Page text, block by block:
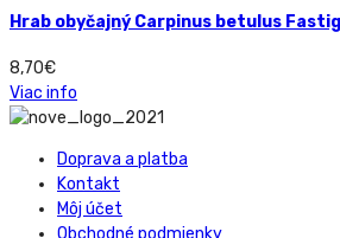
Hrab obyčajný Carpinus betulus
8,70€
Viac info
Doprava a platba
Kontakt
Môj účet